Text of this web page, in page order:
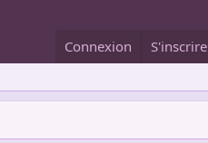
Connexion S'inscrire